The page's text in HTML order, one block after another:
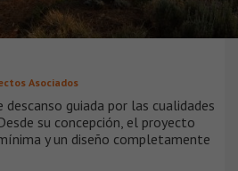
Asociados
descanso guiada por las cualidades
su concepción, el proyecto
y un diseño completamente